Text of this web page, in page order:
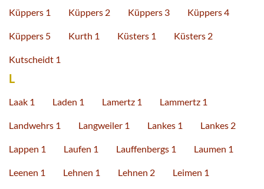
Küppers 1 Küppers 2 Küppers 3 Küppers 4
Küppers 5 Kurth 1 Küsters 1 Küsters 2
Kutscheidt 1
L
Laak 1 Laden 1 Lamertz 1 Lammertz 1
Landwehrs 1 Langweiler 1 Lankes 1 Lankes 2
Lappen 1 Laufen 1 Lauffenbergs 1 Laumen 1
Leenen 1 Lehnen 1 Lehnen 2 Leimen 1